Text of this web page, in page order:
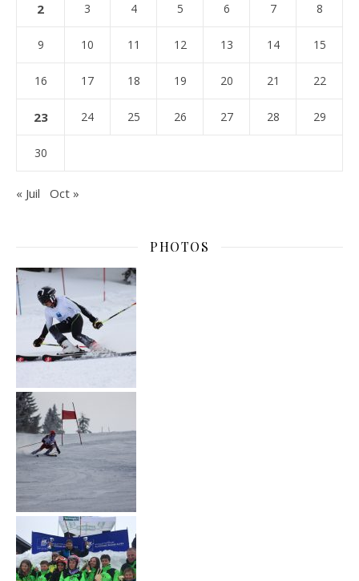
2 3 4 5 6 7 8
9 10 11 12 13 14 15
16 17 18 19 20 21 22
23 24 25 26 27 28 29
30
« Juil Oct »
PHOTOS